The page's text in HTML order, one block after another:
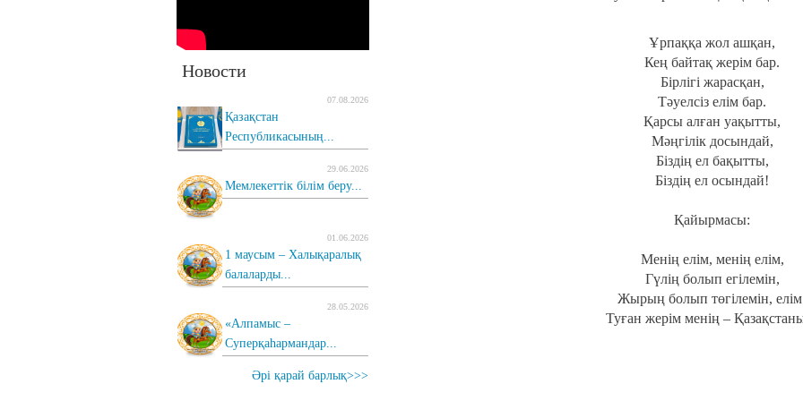
Новости
07.08.2026
Қазақстан
Республикасының...
29.06.2026
Мемлекеттік білім беру...
01.06.2026
1 маусым – Халықаралық
балаларды...
28.05.2026
«Алпамыс –
Суперқаһармандар...
Әрі қарай барлық>>>
Ұрпаққа жол ашқан,
Кең байтақ жерім бар.
Бірлігі жарасқан,
Тәуелсіз елім бар.
Қарсы алған уақытты,
Мәңгілік досындай,
Біздің ел бақытты,
Біздің ел осындай!
Қайырмасы:
Менің елім, менің елім,
Гүлің болып егілемін,
Жырың болып төгілемін,
Туған жерім менің –